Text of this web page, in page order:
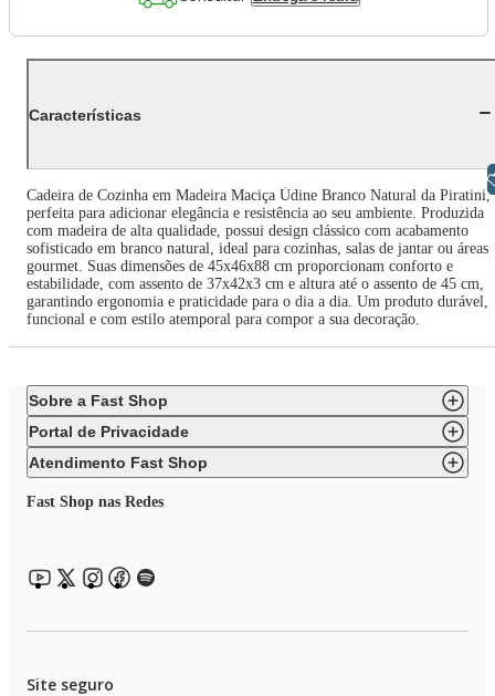
Características
Cadeira de Cozinha em Madeira Maciça Údine Branco Natural da Piratini,
perfeita para adicionar elegância e resistência ao seu ambiente. Produzida
com madeira de alta qualidade, possui design clássico com acabamento
sofisticado em branco natural, ideal para cozinhas, salas de jantar ou áreas
gourmet. Suas dimensões de 45x46x88 cm proporcionam conforto e
estabilidade, com assento de 37x42x3 cm e altura até o assento de 45 cm,
garantindo ergonomia e praticidade para o dia a dia. Um produto durável,
funcional e com estilo atemporal para compor a sua decoração.
Sobre a Fast Shop
Portal de Privacidade
Atendimento Fast Shop
Fast Shop nas Redes
Site seguro